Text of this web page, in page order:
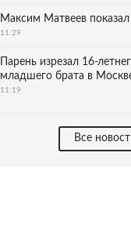
Максим Матвеев
11:29
Парень изрезал 16-
младшего брата в
11:19
Все